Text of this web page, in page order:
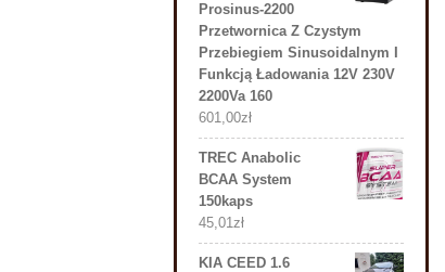
Prosinus-2200
Przetwornica Z Czystym
Przebiegiem Sinusoidalnym I
Funkcją Ładowania 12V 230V
2200Va 160
601,00zł
TREC Anabolic
BCAA System
150kaps
45,01zł
KIA CEED 1.6